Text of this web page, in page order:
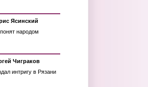
Ясинский
народом
Чиграков
интригу в Рязани